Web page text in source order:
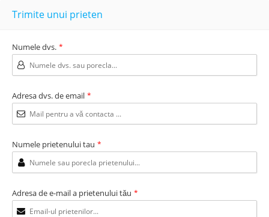
Trimite unui prieten
Numele dvs. *
Adresa dvs. de email *
Numele prietenului tau *
Adresa de e-mail a prietenului tău *